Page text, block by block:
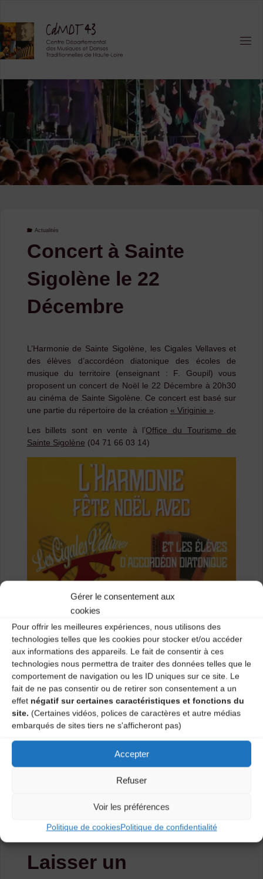
Gérer le consentement aux
cookies
Pour offrir les meilleures expériences, nous utilisons des
technologies telles que les cookies pour stocker et/ou accéder
aux informations des appareils. Le fait de consentir à ces
technologies nous permettra de traiter des données telles que le
comportement de navigation ou les ID uniques sur ce site. Le
fait de ne pas consentir ou de retirer son consentement a un
effet négatif sur certaines caractéristiques et fonctions du
site. (Certaines vidéos, polices de caractères et autre médias
embarqués de sites tiers ne s'afficheront pas)
Accepter
Refuser
Voir les préférences
Politique de cookiesPolitique de confidentialité
content
Actualités
Concert à Sainte
Sigolène le 22
Décembre
L’Harmonie de Sainte Sigolène, les Cigales Vellaves et
des élèves d’accordéon diatonique des écoles de
musique du territoire (enseignant : F. Goupil) vous
proposent un concert de Noël le 22 Décembre à 20h30
au cinéma de Sainte Sigolène. Ce concert est basé sur
une partie du répertoire de la création « Viriginie »
Les billets sont en vente à l’Office du Tourisme de
Sainte Sigolène (04 71 66 03 14)
Laisser un